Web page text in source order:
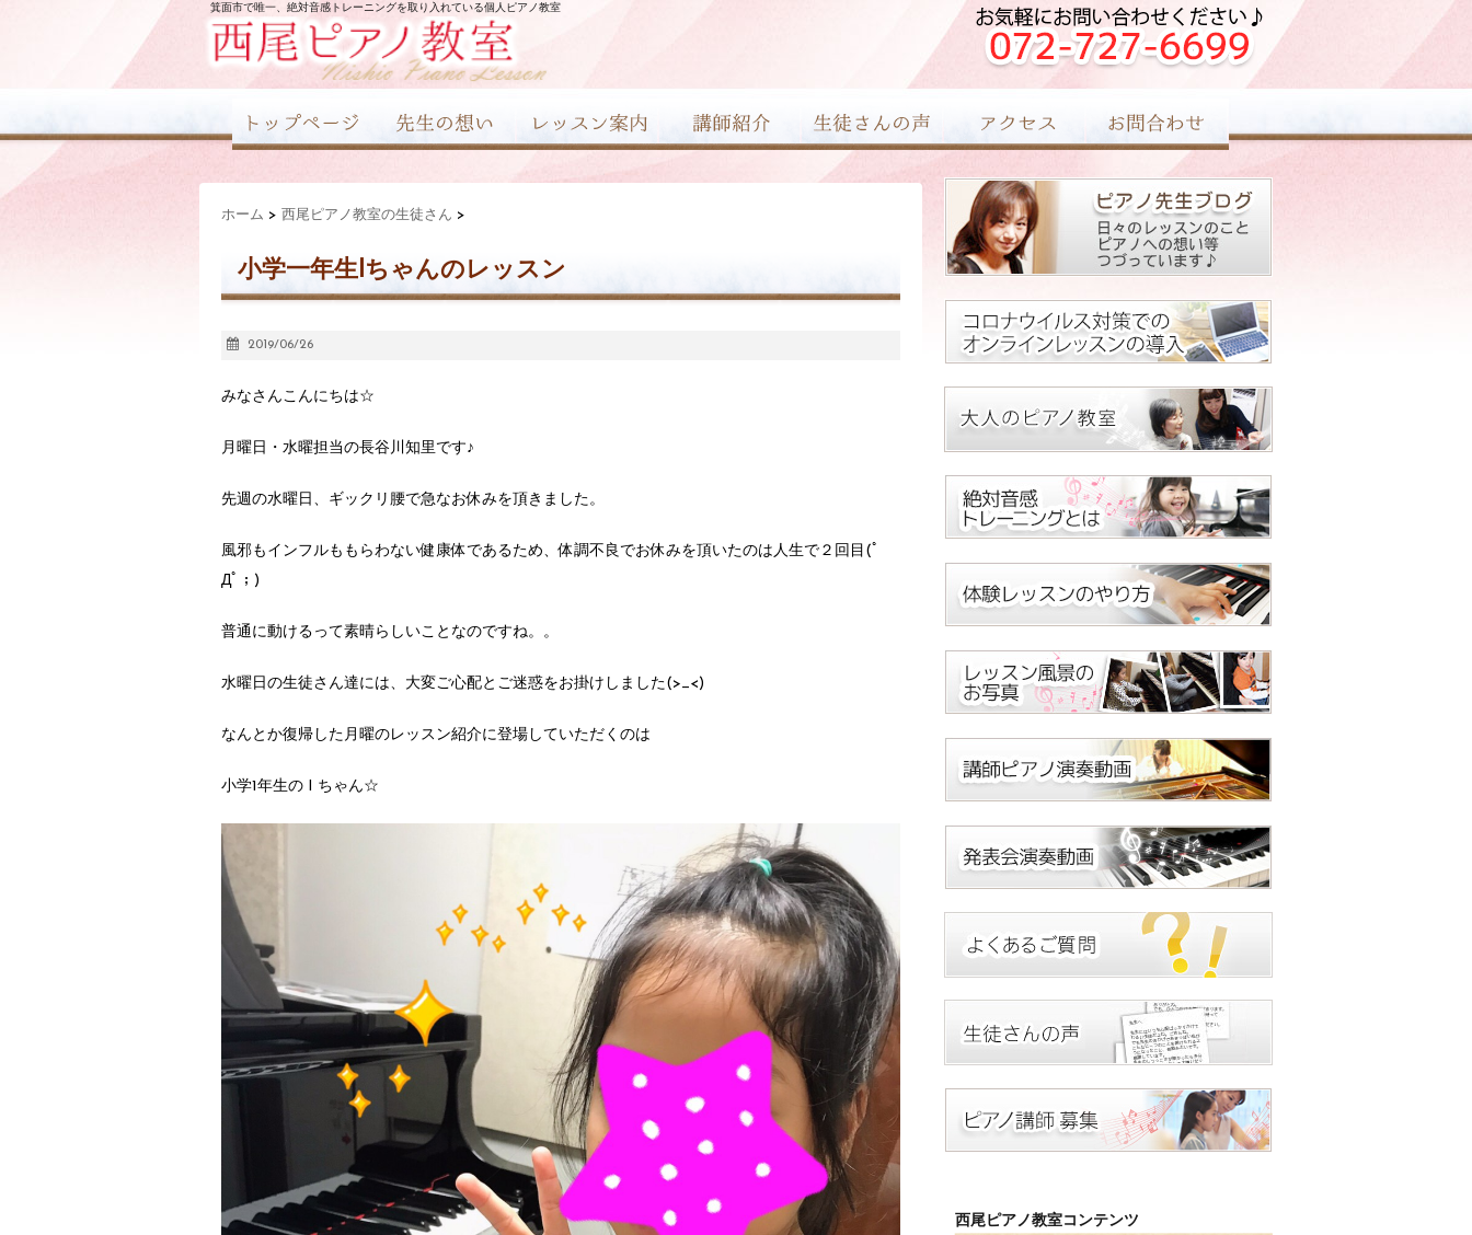
箕面市で唯一、絶対音感トレーニングを取り入れている個人ピアノ教室
ホーム > 西尾ピアノ教室の生徒さん >
小学一年生Iちゃんのレッスン
2019/06/26
みなさんこんにちは☆
月曜日・水曜担当の長谷川知里です♪
先週の水曜日、ギックリ腰で急なお休みを頂きました。
風邪もインフルももらわない健康体であるため、体調不良でお休みを頂いたのは人生で２回目(ﾟ
Дﾟ；)
普通に動けるって素晴らしいことなのですね。。
水曜日の生徒さん達には、大変ご心配とご迷惑をお掛けしました(>_<)
なんとか復帰した月曜のレッスン紹介に登場していただくのは
小学1年生の I ちゃん☆
西尾ピアノ教室コンテンツ